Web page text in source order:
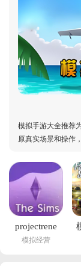
模拟手游大全推荐
原真实场景和操作
选择来呈现，探索
载体验吧！模拟手
projectrene
模拟人生免
模拟经营